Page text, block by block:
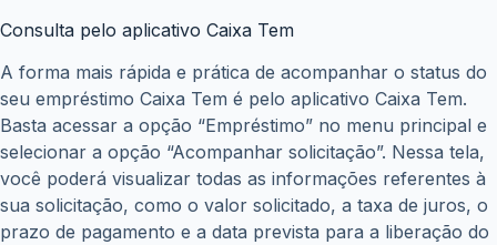
Consulta pelo aplicativo Caixa Tem
A forma mais rápida e prática de acompanhar o status do
seu empréstimo Caixa Tem é pelo aplicativo Caixa Tem.
Basta acessar a opção “Empréstimo” no menu principal e
selecionar a opção “Acompanhar solicitação”. Nessa tela,
você poderá visualizar todas as informações referentes à
sua solicitação, como o valor solicitado, a taxa de juros, o
prazo de pagamento e a data prevista para a liberação do